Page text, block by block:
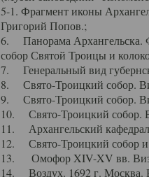
5-1. Фрагмент иконы
Григорий Попов.;
6. Панорама Архангельска.
собор Святой Троицы и
7. Генеральный вид
8. Свято-Троицкий собор.
9. Свято-Троицкий собор.
10. Свято-Троицкий собор.
11. Архангельский
12. Свято-Троицкий собор и
13. Омофор XIV-XV вв.
14. Воздух. 1692 г. Москва.